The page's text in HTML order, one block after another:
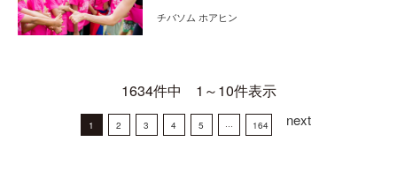
チバソム ホアヒン
1634件中 1～10件表示
1 2 3 4 5 ··· 164 next